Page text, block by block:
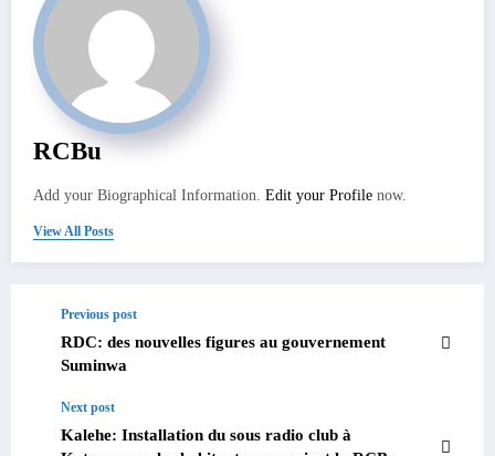
RCBu
Add your Biographical Information. Edit your Profile now.
View All Posts
Previous post
RDC: des nouvelles figures au gouvernement
Suminwa
Next post
Kalehe: Installation du sous radio club à